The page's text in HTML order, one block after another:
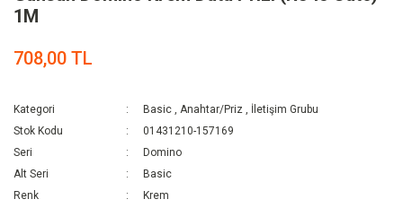
1M
708,00 TL
Kategori Basic ,Anahtar/Priz , İletişim Grubu
Stok Kodu
01431210-157169
Seri
Domino
Alt Seri
Basic
Renk
Krem